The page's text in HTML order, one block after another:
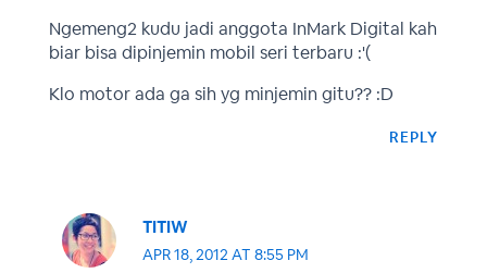
Ngemeng2 kudu jadi anggota InMark Digital kah
biar bisa dipinjemin mobil seri terbaru :'(
Klo motor ada ga sih yg minjemin gitu?? :D
REPLY
TITIW
APR 18, 2012 AT 8:55 PM